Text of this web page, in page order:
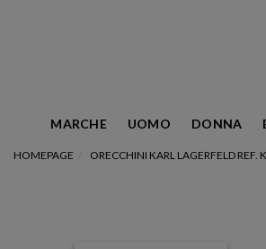
MARCHE UOMO DONNA
HOMEPAGE ORECCHINI KARL LAGERFELD REF.